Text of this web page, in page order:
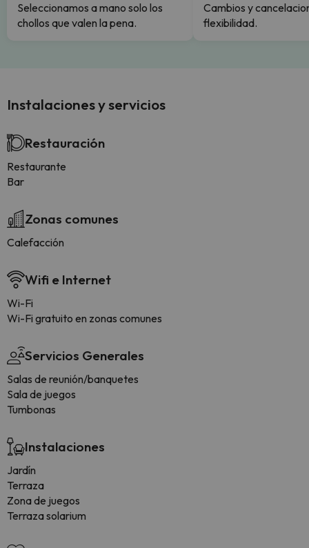
Seleccionamos a mano solo los
chollos que valen la pena.
Cambios y
flexibilidad.
Instalaciones y servicios
Restauración
Restaurante
Bar
Zonas comunes
Calefacción
Wifi e Internet
Wi-Fi
Wi-Fi gratuito en zonas comunes
Servicios Generales
Salas de reunión/banquetes
Sala de juegos
Tumbonas
Instalaciones
Jardín
Terraza
Zona de juegos
Terraza solarium